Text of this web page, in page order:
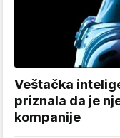
Veštačka
priznala da je
kompanije